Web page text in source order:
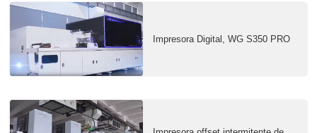
Impresora Digital, WG S350 PRO